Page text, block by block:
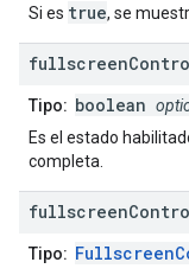
Si es true, se
fullscreen
Tipo: boolean
Es el estado
completa.
fullscreen
Tipo: